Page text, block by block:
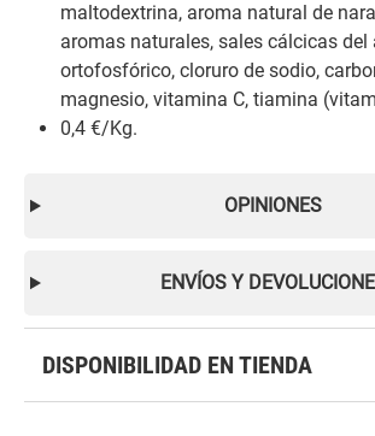
maltodextrina, aroma natural de
aromas naturales, sales cálcicas del
ortofosfórico, cloruro de sodio,
magnesio, vitamina C, tiamina
0,4 €/Kg.
OPINIONES
ENVÍOS Y
DISPONIBILIDAD EN TIENDA